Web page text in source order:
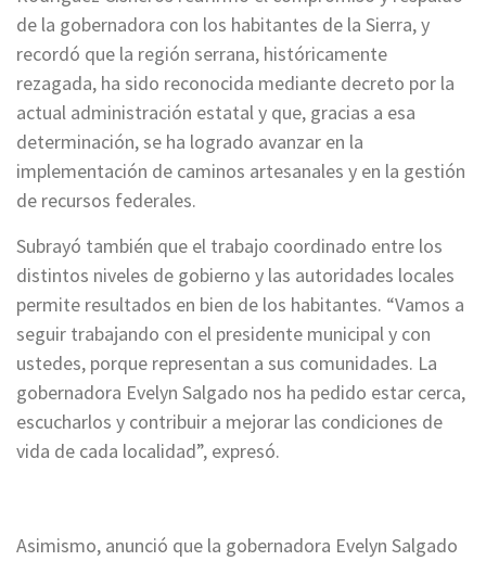
de la gobernadora con los habitantes de la Sierra, y
recordó que la región serrana, históricamente
rezagada, ha sido reconocida mediante decreto por la
actual administración estatal y que, gracias a esa
determinación, se ha logrado avanzar en la
implementación de caminos artesanales y en la gestión
de recursos federales.
Subrayó también que el trabajo coordinado entre los
distintos niveles de gobierno y las autoridades locales
permite resultados en bien de los habitantes. “Vamos a
seguir trabajando con el presidente municipal y con
ustedes, porque representan a sus comunidades. La
gobernadora Evelyn Salgado nos ha pedido estar cerca,
escucharlos y contribuir a mejorar las condiciones de
vida de cada localidad”, expresó.
Asimismo, anunció que la gobernadora Evelyn Salgado